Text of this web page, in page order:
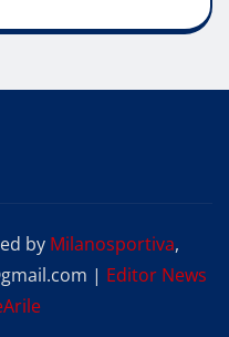
by Milanosportiva,
| Editor News